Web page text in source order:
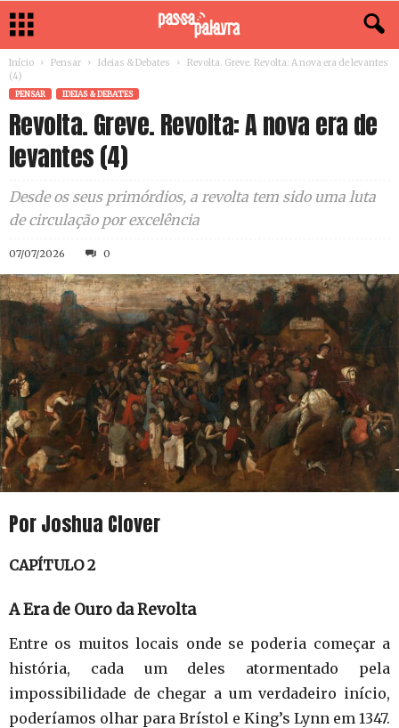
Início Pensar Ideias & Debates
Revolta. Greve. Revolta: A nova era de levantes
(4)
PENSAR IDEIAS & DEBATES
Revolta. Greve. Revolta: A nova era de
levantes (4)
Desde os seus primórdios, a revolta tem sido uma luta
de circulação por excelência
07/07/2026 0
Por Joshua Clover
CAPÍTULO 2
A Era de Ouro da Revolta
Entre os muitos locais onde se poderia começar a
história, cada um deles atormentado pela
impossibilidade de chegar a um verdadeiro início,
poderíamos olhar para Brístol e King’s Lynn em 1347.